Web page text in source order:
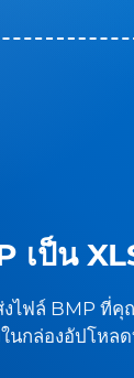
เป็น
งไฟล์ BMP ที่คุ
ในกล่องอัปโหล